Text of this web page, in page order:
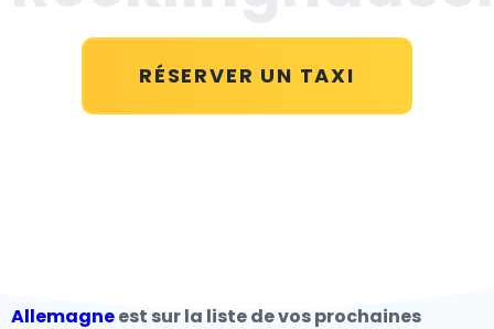
RÉSERVER UN TAXI
Allemagneest sur la liste de vos prochaines